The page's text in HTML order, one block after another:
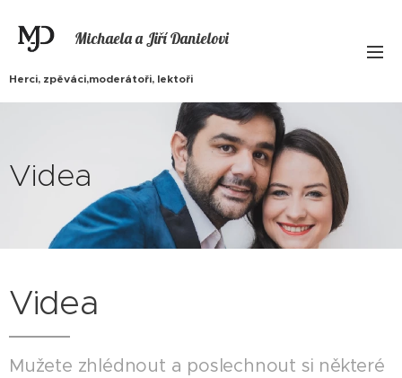
Michaela a Jiří Danielovi
Herci, zpěváci,moderátoři, lektoři
Videa
Videa
Mužete zhlédnout a poslechnout si některé